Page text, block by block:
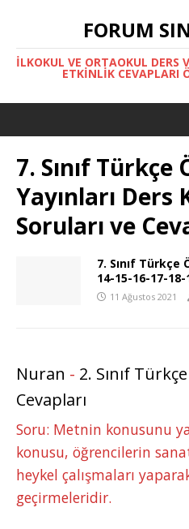
FORUM
İLKOKUL VE ORTAOKUL DERS
ETKINLIK CEVAPLARI
7. Sınıf Türkçe
Yayınları Ders
Soruları ve
7. Sınıf Türkçe
14-15-16-17-18-
11 Ağustos 2021
Nuran - 2. Sınıf
Cevapları
Soru: Metnin konusunu
konusu, öğrencilerin
heykel çalışmaları
geçirmeleridir.